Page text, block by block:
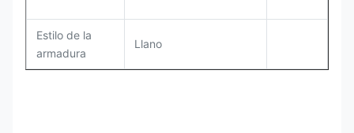
Estilo de la
armadura
Llano